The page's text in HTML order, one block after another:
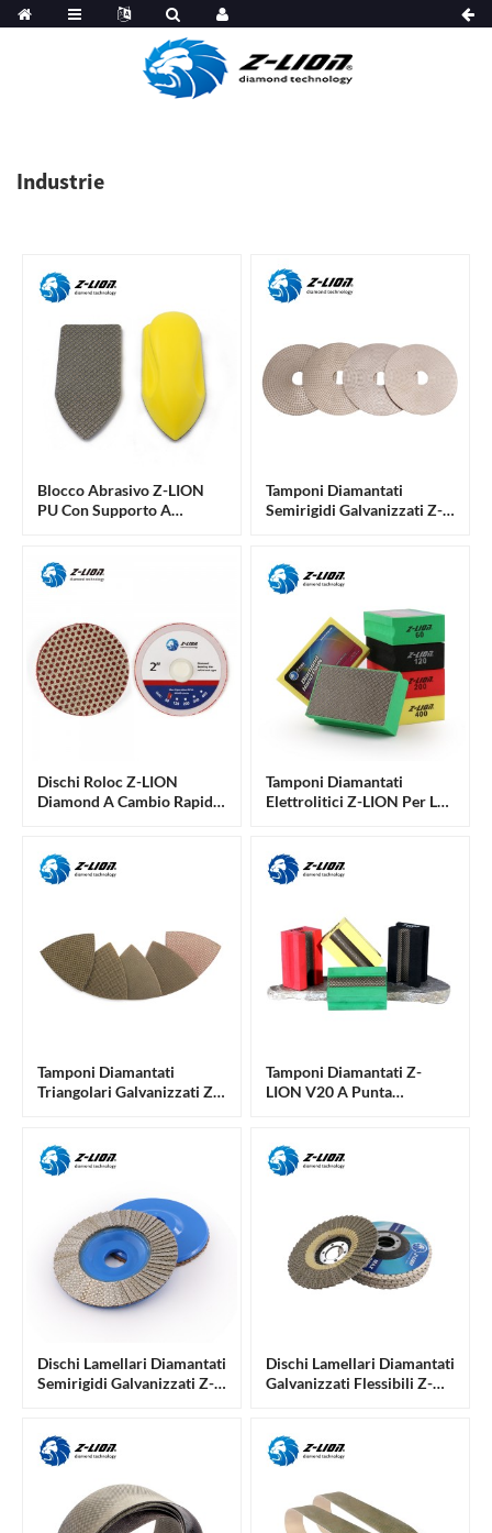
Industrie
Blocco Abrasivo Z-LION
PU Con Supporto A
Tamponi Diamantati
Semirigidi Galvanizzati Z-
Dischi Roloc Z-LION
Diamond A Cambio Rapido
Tamponi Diamantati
Elettrolitici Z-LION Per La
Tamponi Diamantati
Triangolari Galvanizzati Z-
Tamponi Diamantati Z-
LION V20 A Punta
Pietra E Materiali Edili.
Dischi Lamellari Diamantati
Semirigidi Galvanizzati Z-
Dischi Lamellari Diamantati
Galvanizzati Flessibili Z-